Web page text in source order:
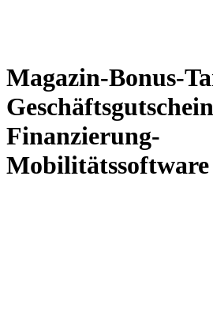
Magazin-Bonus-
Finanzierung-
Mobilitätssoftware